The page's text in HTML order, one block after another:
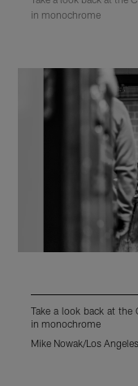
in monochrome
Take a look back at the
in monochrome
Mike Nowak/Los